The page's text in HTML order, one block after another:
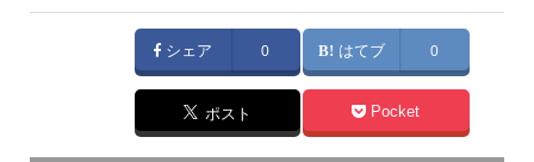
シェア 0 はてブ 0
ポスト Pocket